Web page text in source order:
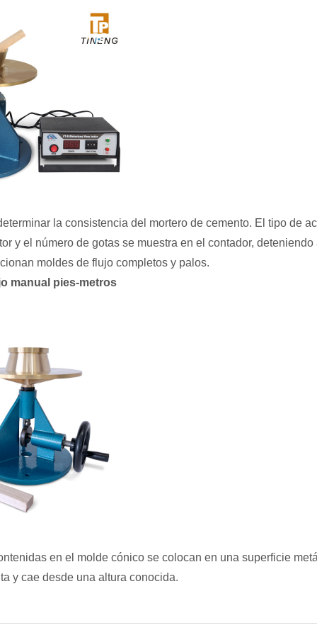
la consistencia del mortero de cemento. El tipo de
y el número de gotas se muestra en el contador,
moldes de flujo completos y palos.
manual pies-metros
en el molde cónico se colocan en una superficie
y cae desde una altura conocida.